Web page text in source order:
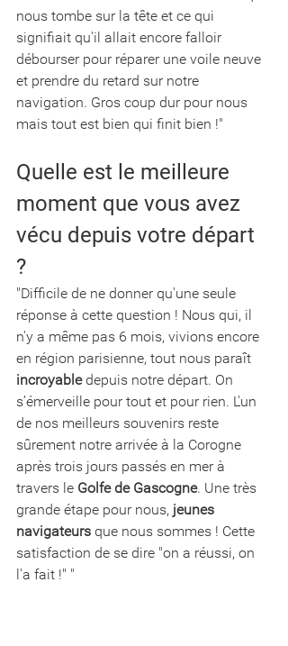
nous tombe sur la tête et ce qui
signifiait qu'il allait encore falloir
débourser pour réparer une voile neuve
et prendre du retard sur notre
navigation. Gros coup dur pour nous
mais tout est bien qui finit bien !"
Quelle est le meilleure
moment que vous avez
vécu depuis votre départ
?
"Difficile de ne donner qu'une seule
réponse à cette question ! Nous qui, il
n'y a même pas 6 mois, vivions encore
en région parisienne, tout nous paraît
incroyable depuis notre départ. On
s’émerveille pour tout et pour rien. L'un
de nos meilleurs souvenirs reste
sûrement notre arrivée à la Corogne
après trois jours passés en mer à
travers le Golfe de Gascogne. Une très
grande étape pour nous, jeunes
navigateurs que nous sommes ! Cette
satisfaction de se dire "on a réussi, on
l'a fait !" "